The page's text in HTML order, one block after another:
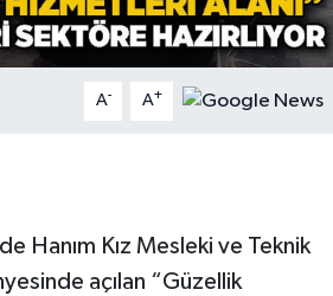
A- A+
Hanım Kız Mesleki ve Teknik
açılan “Güzellik